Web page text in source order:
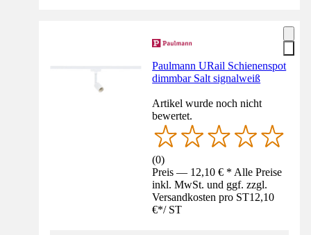
Paulmann URail Schienenspot
dimmbar Salt signalweiß
Artikel wurde noch nicht
bewertet.
(0)
Preis — 12,10 € * Alle Preise
inkl. MwSt. und ggf. zzgl.
Versandkosten pro ST12,10
€*/ ST